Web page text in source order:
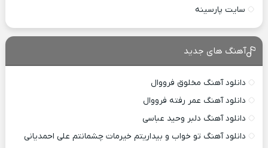
سایت پارسینه
آهنگ های جدید
دانلود آهنگ مخلوق فرووال
دانلود آهنگ عمر رفته فرووال
دانلود آهنگ دلبر وحید عباسی
دانلود آهنگ تو خواب و بیداریتم خیرمات چشمانتم علی احمدیانی